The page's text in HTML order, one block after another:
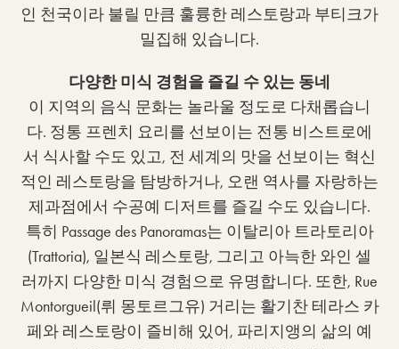
인 천국이라 불릴 만큼 훌륭한 레스토랑과 부티크가
밀집해 있습니다.
다양한 미식 경험을 즐길 수 있는 동네
이 지역의 음식 문화는 놀라울 정도로 다채롭습니
다. 정통 프렌치 요리를 선보이는 전통 비스트로에
서 식사할 수도 있고, 전 세계의 맛을 선보이는 혁신
적인 레스토랑을 탐방하거나, 오랜 역사를 자랑하는
제과점에서 수공예 디저트를 즐길 수도 있습니다.
특히 Passage des Panoramas는 이탈리아 트라토리아
(Trattoria), 일본식 레스토랑, 그리고 아늑한 와인 셀
러까지 다양한 미식 경험으로 유명합니다. 또한, Rue
Montorgueil(뤼 몽토르그유) 거리는 활기찬 테라스 카
페와 레스토랑이 즐비해 있어, 파리지앵의 삶의 예